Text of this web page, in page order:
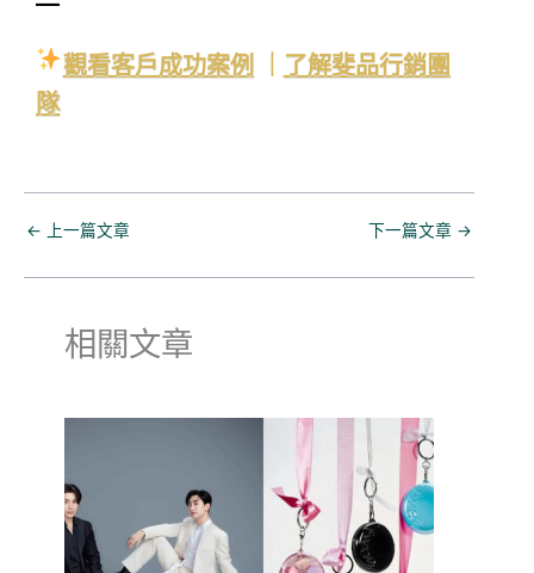
觀看客戶成功案例
了解斐品行銷團
隊
← 上一篇文章 下一篇文章 →
相關文章